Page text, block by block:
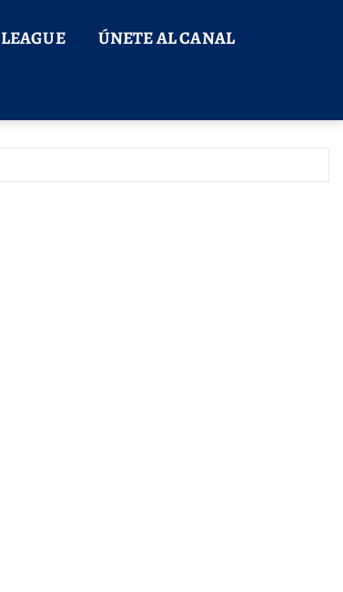
ÚNETE AL CANAL